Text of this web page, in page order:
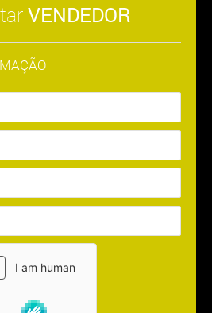
VENDEDOR